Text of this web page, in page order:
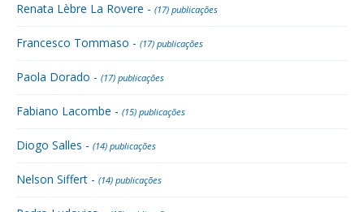
Renata Lèbre La Rovere - (17) publicações
Francesco Tommaso - (17) publicações
Paola Dorado - (17) publicações
Fabiano Lacombe - (15) publicações
Diogo Salles - (14) publicações
Nelson Siffert - (14) publicações